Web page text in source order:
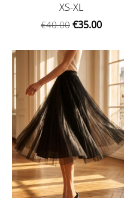
XS-XL
€40.00 €35.00